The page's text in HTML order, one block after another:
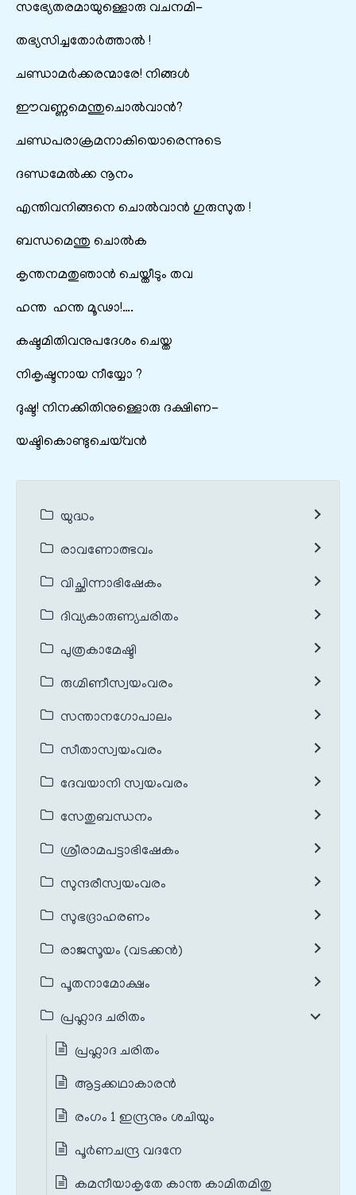
സഭ്യേതരമായുള്ളൊരു വചനമി-
തഭ്യസിച്ചതോർത്താൽ !
ചണ്ഡാമർക്കരന്മാരേ! നിങ്ങൾ
ഈവണ്ണമെന്തുചൊൽവാൻ?
ചണ്ഡപരാക്രമനാകിയൊരെന്നുടെ
ദണ്ഡമേൽക്ക നൂനം
എന്തിവനിങ്ങനെ ചൊൽവാൻ ഗുരുസുത !
ബന്ധമെന്തു ചൊൽക
കൃന്തനമതുഞാൻ ചെയ്തീടും തവ
ഹന്ത ഹന്ത മൂഢാ!….
കഷ്ടമിതിവനുപദേശം ചെയ്ത
നികൃഷ്ടനായ നീയ്യോ ?
ദുഷ്ട! നിനക്കിതിനുള്ളൊരു ദക്ഷിണ-
യഷ്ടികൊണ്ടുചെയ്‌വൻ
യുദ്ധം
രാവണോത്ഭവം
വിച്ഛിന്നാഭിഷേകം
ദിവ്യകാരുണ്യചരിതം
പുത്രകാമേഷ്ടി
രുഗ്മിണീസ്വയംവരം
സന്താനഗോപാലം
സീതാസ്വയംവരം
ദേവയാനി സ്വയംവരം
സേതുബന്ധനം
ശ്രീരാമപട്ടാഭിഷേകം
സുന്ദരീസ്വയംവരം
സുഭദ്രാഹരണം
രാജസൂയം (വടക്കൻ)
പൂതനാമോക്ഷം
പ്രഹ്ലാദ ചരിതം
പ്രഹ്ലാദ ചരിതം
ആട്ടക്കഥാകാരൻ
രംഗം 1 ഇന്ദ്രനും ശചിയും
പൂർണചന്ദ്ര വദനേ
കമനീയാകൃതേ കാന്ത കാമിതമിതു